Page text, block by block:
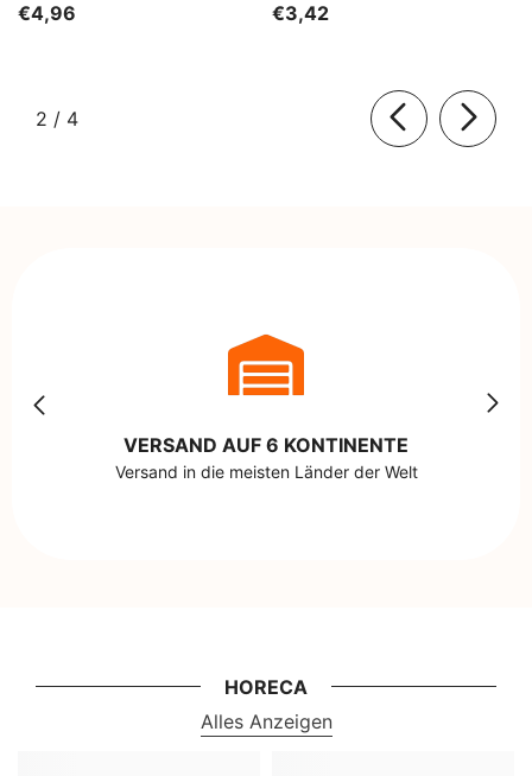
€4,96
€3,42
2 / von
4
VERSAND AUF 6 KONTINENTE
Versand in die meisten Länder der Welt
HORECA
Alles Anzeigen